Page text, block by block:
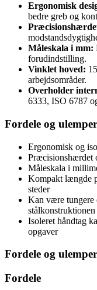
Ergonomisk
bedre greb og
Måleskala i mm:
forudindstilling.
Vinklet hoved:
arbejdsområder.
Overholder
6333, ISO 6787
Fordele og ulemper
Ergonomisk og
Præcisionshærdet
Måleskala i
Kompakt længde
steder
Kan være tungere
stålkonstruktionen
Isoleret håndtag
opgaver
Fordele og ulemper
Fordele